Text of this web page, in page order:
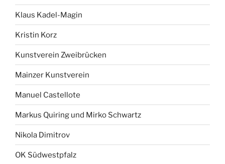
Klaus Kadel-Magin
Kristin Korz
Kunstverein Zweibrücken
Mainzer Kunstverein
Manuel Castellote
Markus Quiring und Mirko Schwartz
Nikola Dimitrov
OK Südwestpfalz